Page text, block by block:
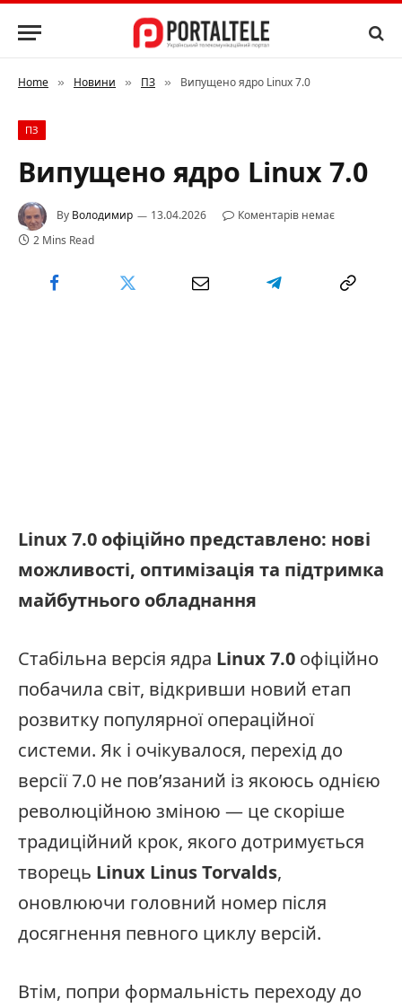
Home » Новини » ПЗ » Випущено ядро ​​Linux 7.0
ПЗ
Випущено ядро ​​Linux 7.0
By Володимир 13.04.2026
Коментарів немає
2 Mins Read
Linux 7.0 офіційно представлено: нові
можливості, оптимізація та підтримка
майбутнього обладнання
Стабільна версія ядра Linux 7.0 офіційно
побачила світ, відкривши новий етап
розвитку популярної операційної
системи. Як і очікувалося, перехід до
версії 7.0 не пов’язаний із якоюсь однією
революційною зміною — це скоріше
традиційний крок, якого дотримується
творець Linux Linus Torvalds,
оновлюючи головний номер після
досягнення певного циклу версій.
Втім, попри формальність переходу до